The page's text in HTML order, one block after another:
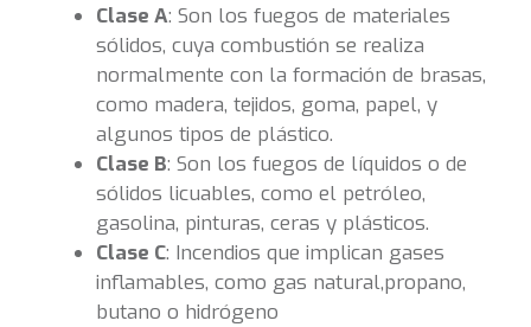
Clase A: Son los fuegos de materiales
sólidos, cuya combustión se realiza
normalmente con la formación de brasas,
como madera, tejidos, goma, papel, y
algunos tipos de plástico.
Clase B: Son los fuegos de líquidos o de
sólidos licuables,​ como el petróleo,
gasolina, pinturas, ceras y plásticos.
Clase C: Incendios que implican gases
inflamables, como gas natural,propano,
butano o hidrógeno